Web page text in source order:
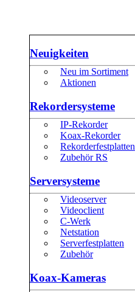
Neuigkeiten
Neu im Sortiment
Aktionen
Rekordersysteme
IP-Rekorder
Koax-Rekorder
Rekorderfestplatten
Zubehör RS
Serversysteme
Videoserver
Videoclient
C-Werk
Netstation
Serverfestplatten
Zubehör
Koax-Kameras